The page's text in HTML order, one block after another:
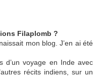
Filaplomb ?
mon blog. J’en ai été
d’un voyage en Inde avec
récits indiens, sur un